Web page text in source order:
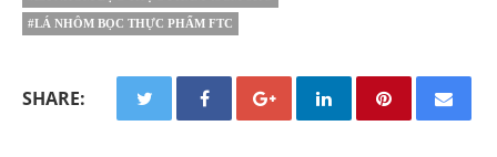
#LÁ NHÔM BỌC THỰC PHẨM FTC
SHARE: